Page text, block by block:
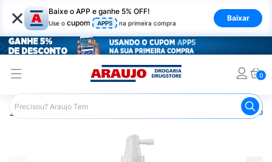
× Baixe o APP e ganhe 5% OFF!
Use o cupom APP5 na primeira compra
Baixar
0
Araujo Cabelo Shampoo